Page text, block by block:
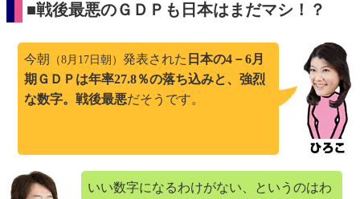
■戦後最悪のＧＤＰも日本はまだマシ！？
今朝 （8月17日朝） 発表された 日本の4－6月
期ＧＤＰは年率27.8％の落ち込みと、強烈
な数字。戦後最悪だそうです。
いい数字になるわけがない、というのはわ